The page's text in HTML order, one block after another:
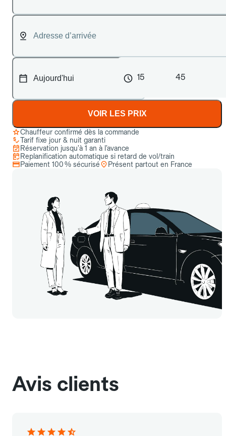
15 45
VOIR LES PRIX
Chauffeur confirmé dès la commande
Tarif fixe jour & nuit garanti
Réservation jusqu’à 1 an à l’avance
Replanification automatique si retard de vol/train
Paiement 100 % sécurisé
Présent partout en France
Avis clients